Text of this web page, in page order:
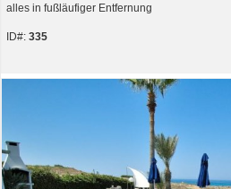
alles in fußläufiger Entfernung
ID#: 335